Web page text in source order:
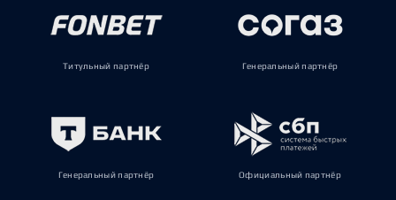
Титульный партнёр Генеральный партнёр
Генеральный партнёр Официальный партнёр